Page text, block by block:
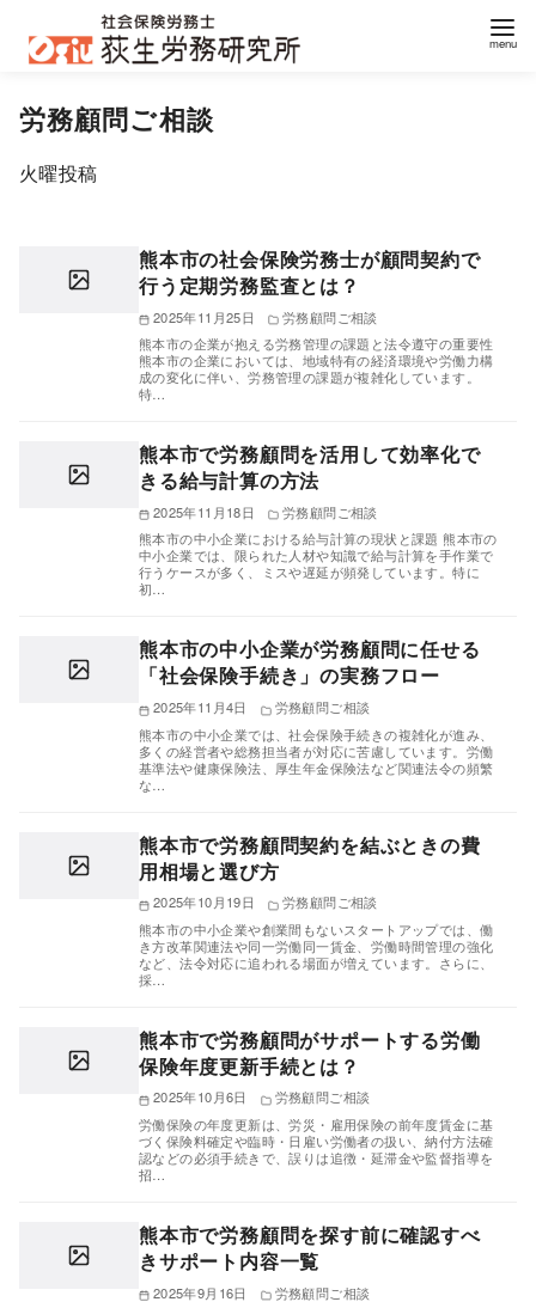
労務顧問ご相談
火曜投稿
熊本市の社会保険労務士が顧問契約で
行う定期労務監査とは？
2025年11月25日
労務顧問ご相談
熊本市の企業が抱える労務管理の課題と法令遵守の重要性
熊本市の企業においては、地域特有の経済環境や労働力構
成の変化に伴い、労務管理の課題が複雑化しています。
特…
熊本市で労務顧問を活用して効率化で
きる給与計算の方法
2025年11月18日
労務顧問ご相談
熊本市の中小企業における給与計算の現状と課題 熊本市の
中小企業では、限られた人材や知識で給与計算を手作業で
行うケースが多く、ミスや遅延が頻発しています。特に
初…
熊本市の中小企業が労務顧問に任せる
「社会保険手続き」の実務フロー
2025年11月4日
労務顧問ご相談
熊本市の中小企業では、社会保険手続きの複雑化が進み、
多くの経営者や総務担当者が対応に苦慮しています。労働
基準法や健康保険法、厚生年金保険法など関連法令の頻繁
な…
熊本市で労務顧問契約を結ぶときの費
用相場と選び方
2025年10月19日
労務顧問ご相談
熊本市の中小企業や創業間もないスタートアップでは、働
き方改革関連法や同一労働同一賃金、労働時間管理の強化
など、法令対応に追われる場面が増えています。さらに、
採…
熊本市で労務顧問がサポートする労働
保険年度更新手続とは？
2025年10月6日
労務顧問ご相談
労働保険の年度更新は、労災・雇用保険の前年度賃金に基
づく保険料確定や臨時・日雇い労働者の扱い、納付方法確
認などの必須手続きで、誤りは追徴・延滞金や監督指導を
招…
熊本市で労務顧問を探す前に確認すべ
きサポート内容一覧
2025年9月16日
労務顧問ご相談